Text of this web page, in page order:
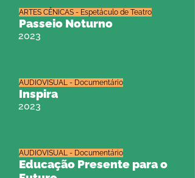
Passeio Noturno
2023
ARTES CÊNICAS - Espetáculo de Teatro
Inspira
2023
AUDIOVISUAL - Documentário
Educação Presente para o
AUDIOVISUAL - Documentário